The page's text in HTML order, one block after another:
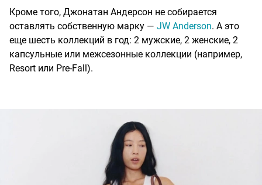
Кроме того, Джонатан Андерсон не собирается
оставлять собственную марку — JW Anderson. А это
еще шесть коллекций в год: 2 мужские, 2 женские, 2
капсульные или межсезонные коллекции (например,
Resort или Pre-Fall).